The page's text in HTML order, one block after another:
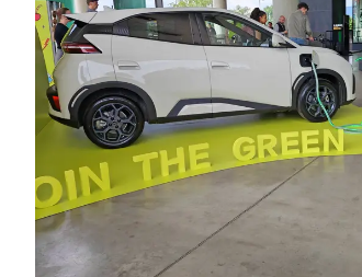
Pokretanje videa...